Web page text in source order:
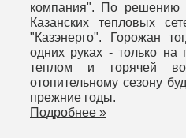
компания". По решению
Казанских тепловых
"Казэнерго". Горожан
одних руках - только на
теплом и горячей
отопительному сезону
прежние годы.
Подробнее »